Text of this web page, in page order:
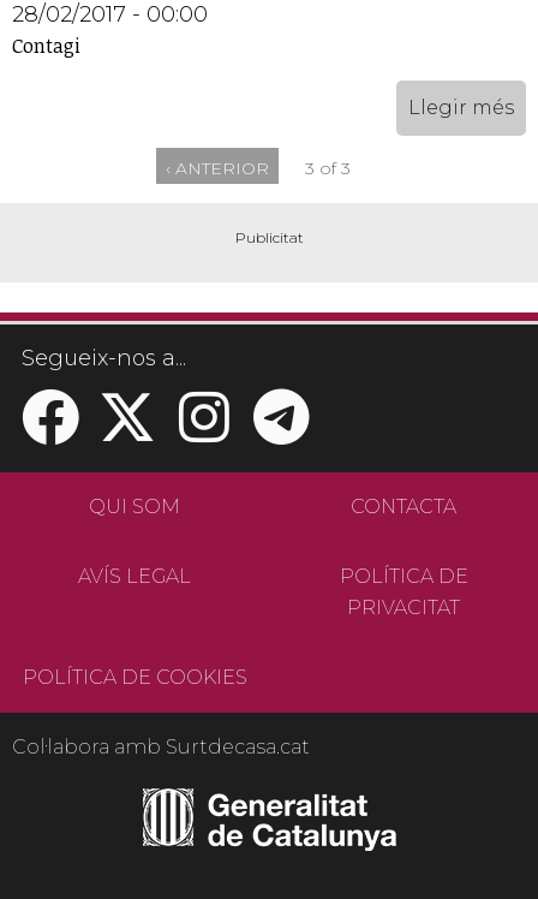
28/02/2017 - 00:00
Contagi
Llegir més
‹ ANTERIOR 3 of 3
Segueix-nos a...
QUI SOM CONTACTA
AVÍS LEGAL
POLÍTICA DE
PRIVACITAT
POLÍTICA DE COOKIES
Col·labora amb Surtdecasa.cat